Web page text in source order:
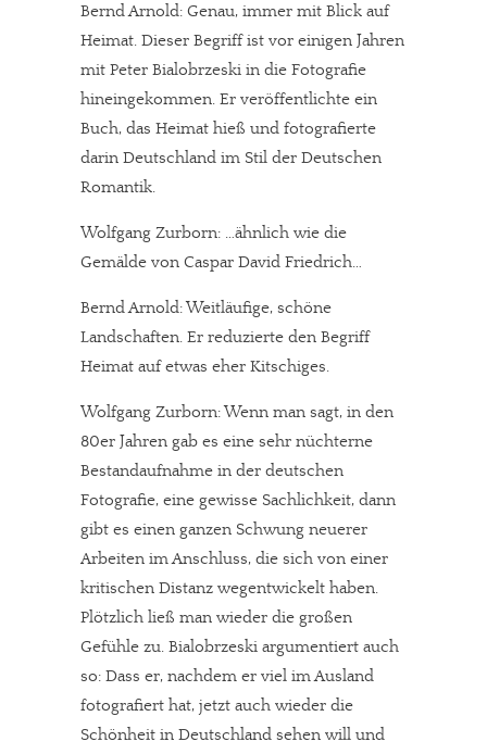
Bernd Arnold: Genau, immer mit Blick auf
Heimat. Dieser Begriff ist vor einigen Jahren
mit Peter Bialobrzeski in die Fotografie
hineingekommen. Er veröffentlichte ein
Buch, das Heimat hieß und fotografierte
darin Deutschland im Stil der Deutschen
Romantik.
Wolfgang Zurborn: …ähnlich wie die
Gemälde von Caspar David Friedrich…
Bernd Arnold: Weitläufige, schöne
Landschaften. Er reduzierte den Begriff
Heimat auf etwas eher Kitschiges.
Wolfgang Zurborn: Wenn man sagt, in den
80er Jahren gab es eine sehr nüchterne
Bestandaufnahme in der deutschen
Fotografie, eine gewisse Sachlichkeit, dann
gibt es einen ganzen Schwung neuerer
Arbeiten im Anschluss, die sich von einer
kritischen Distanz wegentwickelt haben.
Plötzlich ließ man wieder die großen
Gefühle zu. Bialobrzeski argumentiert auch
so: Dass er, nachdem er viel im Ausland
fotografiert hat, jetzt auch wieder die
Schönheit in Deutschland sehen will und